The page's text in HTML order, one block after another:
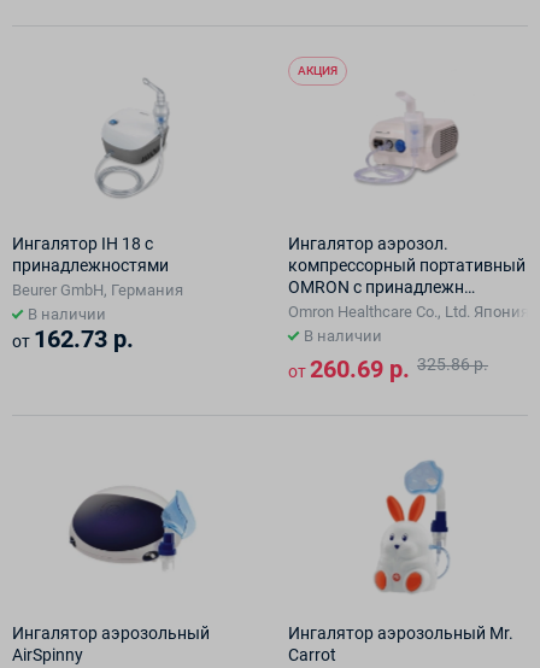
Ингалятор IH 18 с
принадлежностями
Beurer GmbH, Германия
В наличии
от 162.73 р.
АКЦИЯ
Ингалятор аэрозол.
компрессорный портативный
OMRON с принадлежн
:модель NE-C28 Plus (NE-
C28P-Ru)
Omron Healthcare Co., Ltd. Япония
В наличии
от260.69 р. 325.86 р.
Ингалятор аэрозольный
AirSpinny
Ингалятор аэрозольный Mr.
Carrot